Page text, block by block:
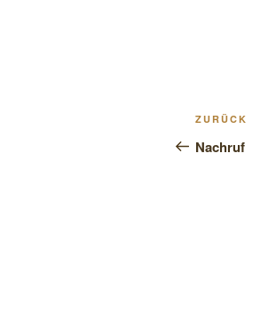
Vorheriger
Beitrag
ZURÜCK
Nachruf